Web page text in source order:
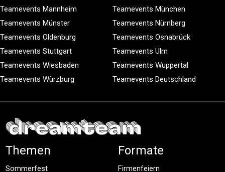
Teamevents Mannheim
Teamevents München
Teamevents Münster
Teamevents Nürnberg
Teamevents Oldenburg
Teamevents Osnabrück
Teamevents Stuttgart
Teamevents Ulm
Teamevents Wiesbaden
Teamevents Wuppertal
Teamevents Würzburg
Teamevents Deutschland
Themen
Sommerfest
Formate
Firmenfeiern